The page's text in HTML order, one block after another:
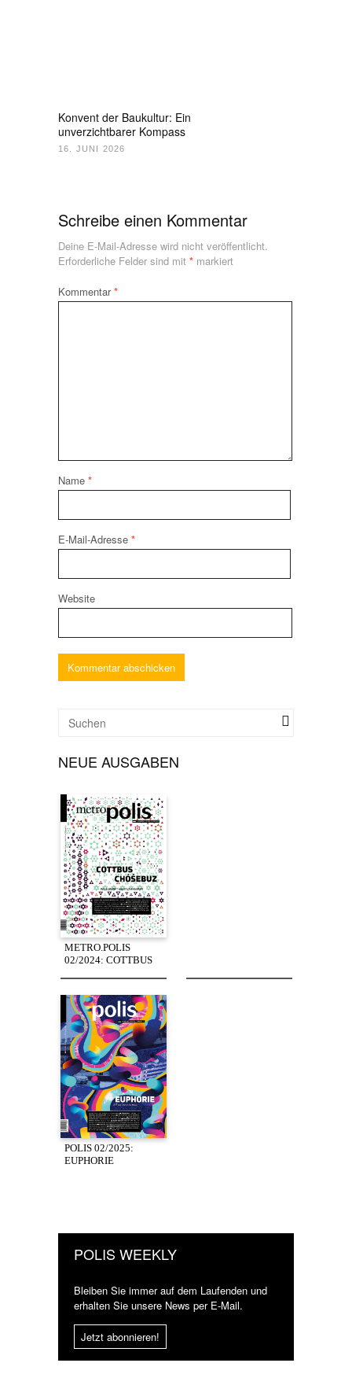
Konvent der Baukultur: Ein
unverzichtbarer Kompass
16. JUNI 2026
Schreibe einen Kommentar
Deine E-Mail-Adresse wird nicht veröffentlicht.
Erforderliche Felder sind mit * markiert
Kommentar*
Name *
E-Mail-Adresse *
Website
NEUE AUSGABEN
METRO.POLIS
02/2024: COTTBUS
POLIS 02/2025:
EUPHORIE
POLIS WEEKLY
Bleiben Sie immer auf dem Laufenden und
erhalten Sie unsere News per E-Mail.
Jetzt abonnieren!